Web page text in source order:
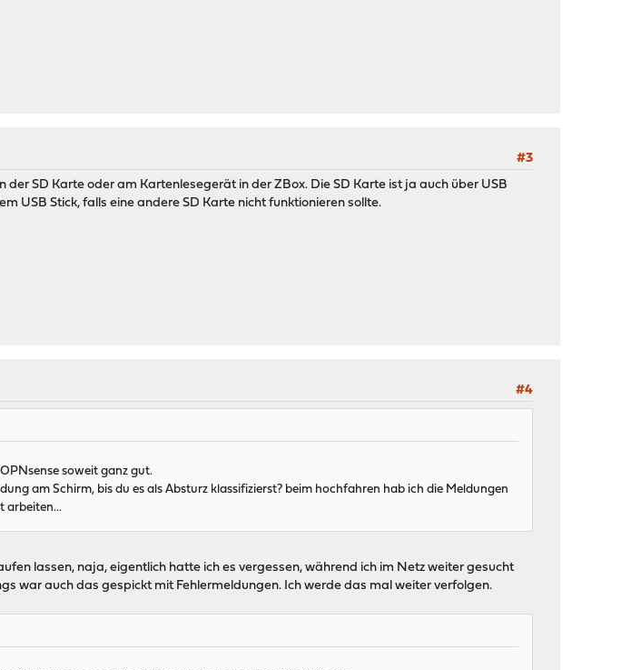
#3
SD Karte oder am Kartenlesegerät in der ZBox. Die SD Karte ist ja auch über USB
USB Stick, falls eine andere SD Karte nicht funktionieren sollte.
#4
soweit ganz gut.
am Schirm, bis du es als Absturz klassifizierst? beim hochfahren hab ich die Meldungen
arbeiten...
lassen, naja, eigentlich hatte ich es vergessen, während ich im Netz weiter gesucht
war auch das gespickt mit Fehlermeldungen. Ich werde das mal weiter verfolgen.